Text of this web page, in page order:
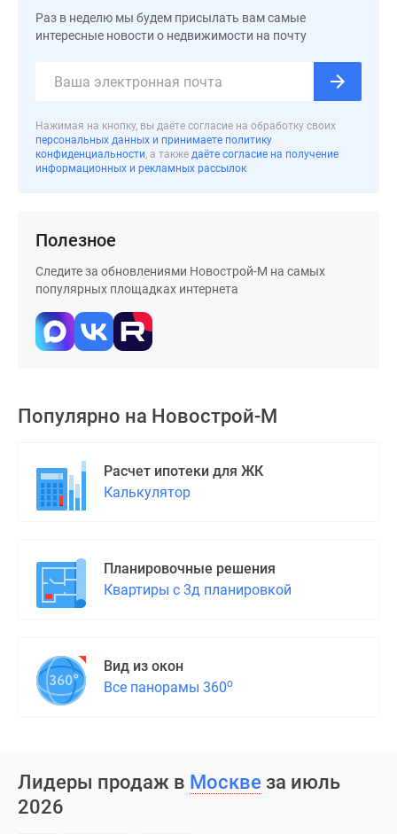
Субсидированная
застройщиком
Москве
Программа
Москве
премиум-
Новостройки
бизнес-
Траншевая
ипотека
коттеджи
Коттеджные
Москве
поселки
Строящиеся
коттеджные
лесу
Раз в неделю мы будем присылать вам самые
интересные новости о недвижимости на почту
Нажимая на кнопку, вы даёте согласие на обработку своих
персональных данных и принимаете политику
конфиденциальности, а также даёте согласие на получение
информационных и рекламных рассылок
Полезное
Следите за обновлениями Новострой-М на самых
популярных площадках интернета
Популярно на Новострой-М
Расчет ипотеки для ЖК
Калькулятор
Планировочные решения
Квартиры с 3д планировкой
Вид из окон
Все панорамы 360о
Лидеры продаж в Москве за июль
2026